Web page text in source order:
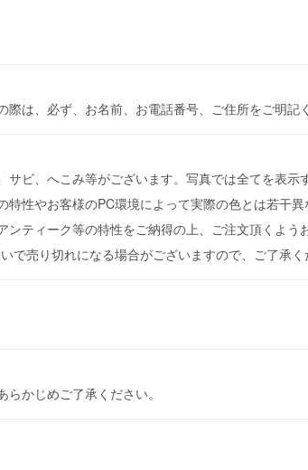
は、必ず、お名前、お電話番号、ご住所をご明記
ビ、へこみ等がございます。写真では全てを表示
性やお客様のPC環境によって実際の色とは若干
ティーク等の特性をご納得の上、ご注文頂くよう
で売り切れになる場合がございますので、ご了承く
かじめご了承ください。